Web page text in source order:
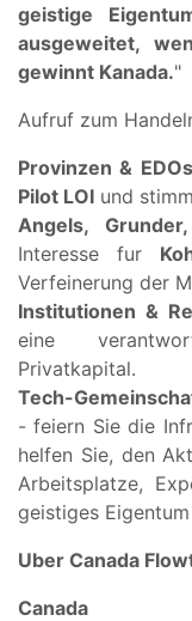
geistige
ausgeweitet,
gewinnt Kanada."
Aufruf zum
Provinzen &
Pilot LOI und
Angels,
Interesse fur
Verfeinerung der
Institutionen &
eine
Privatkapital.
Tech-
- feiern Sie die
helfen Sie, den
Arbeitsplatze,
geistiges
Uber Canada
Canada